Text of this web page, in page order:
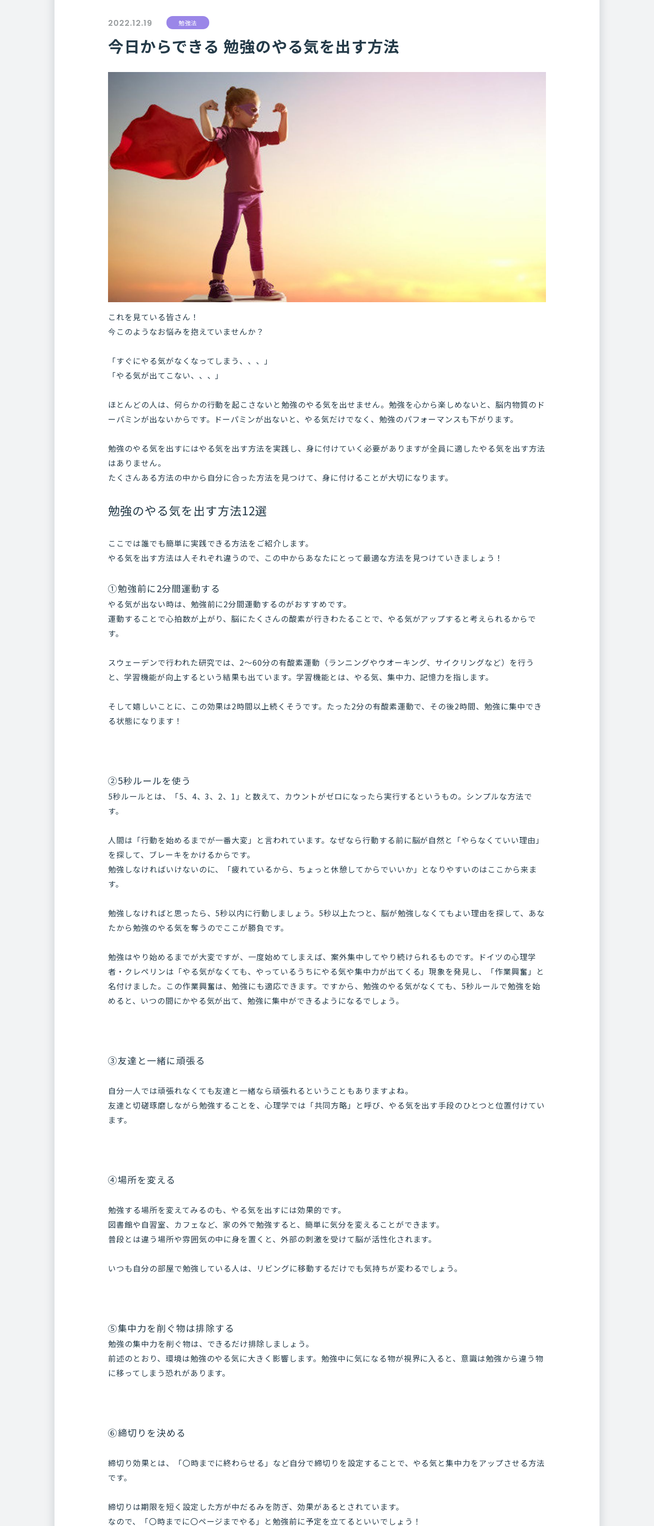
2022.12.19 勉強法
今日からできる 勉強のやる気を出す方法
これを見ている皆さん！
今このようなお悩みを抱えていませんか？
「すぐにやる気がなくなってしまう、、、」
「やる気が出てこない、、、」
ほとんどの人は、何らかの行動を起こさないと勉強のやる気を出せません。勉強を心から楽しめないと、脳内物質のド
ーパミンが出ないからです。ドーパミンが出ないと、やる気だけでなく、勉強のパフォーマンスも下がります。
勉強のやる気を出すにはやる気を出す方法を実践し、身に付けていく必要がありますが全員に適したやる気を出す方法
はありません。
たくさんある方法の中から自分に合った方法を見つけて、身に付けることが大切になります。
勉強のやる気を出す方法12選
ここでは誰でも簡単に実践できる方法をご紹介します。
やる気を出す方法は人それぞれ違うので、この中からあなたにとって最適な方法を見つけていきましょう！
①勉強前に2分間運動する
やる気が出ない時は、勉強前に2分間運動するのがおすすめです。
運動することで心拍数が上がり、脳にたくさんの酸素が行きわたることで、やる気がアップすると考えられるからで
す。
スウェーデンで行われた研究では、2～60分の有酸素運動（ランニングやウオーキング、サイクリングなど）を行う
と、学習機能が向上するという結果も出ています。学習機能とは、やる気、集中力、記憶力を指します。
そして嬉しいことに、この効果は2時間以上続くそうです。たった2分の有酸素運動で、その後2時間、勉強に集中でき
る状態になります！
②5秒ルールを使う
5秒ルールとは、「5、4、3、2、1」と数えて、カウントがゼロになったら実行するというもの。シンプルな方法で
す。
人間は「行動を始めるまでが一番大変」と言われています。なぜなら行動する前に脳が自然と「やらなくていい理由」
を探して、ブレーキをかけるからです。
勉強しなければいけないのに、「疲れているから、ちょっと休憩してからでいいか」となりやすいのはここから来ま
す。
勉強しなければと思ったら、5秒以内に行動しましょう。5秒以上たつと、脳が勉強しなくてもよい理由を探して、あな
たから勉強のやる気を奪うのでここが勝負です。
勉強はやり始めるまでが大変ですが、一度始めてしまえば、案外集中してやり続けられるものです。ドイツの心理学
者・クレペリンは「やる気がなくても、やっているうちにやる気や集中力が出てくる」現象を発見し、「作業興奮」と
名付けました。この作業興奮は、勉強にも適応できます。ですから、勉強のやる気がなくても、5秒ルールで勉強を始
めると、いつの間にかやる気が出て、勉強に集中ができるようになるでしょう。
③友達と一緒に頑張る
自分一人では頑張れなくても友達と一緒なら頑張れるということもありますよね。
友達と切磋琢磨しながら勉強することを、心理学では「共同方略」と呼び、やる気を出す手段のひとつと位置付けてい
ます。
④場所を変える
勉強する場所を変えてみるのも、やる気を出すには効果的です。
図書館や自習室、カフェなど、家の外で勉強すると、簡単に気分を変えることができます。
普段とは違う場所や雰囲気の中に身を置くと、外部の刺激を受けて脳が活性化されます。
いつも自分の部屋で勉強している人は、リビングに移動するだけでも気持ちが変わるでしょう。
⑤集中力を削ぐ物は排除する
勉強の集中力を削ぐ物は、できるだけ排除しましょう。
前述のとおり、環境は勉強のやる気に大きく影響します。勉強中に気になる物が視界に入ると、意識は勉強から違う物
に移ってしまう恐れがあります。
⑥締切りを決める
締切り効果とは、「〇時までに終わらせる」など自分で締切りを設定することで、やる気と集中力をアップさせる方法
です。
締切りは期限を短く設定した方が中だるみを防ぎ、効果があるとされています。
なので、「〇時までに〇ページまでやる」と勉強前に予定を立てるといいでしょう！